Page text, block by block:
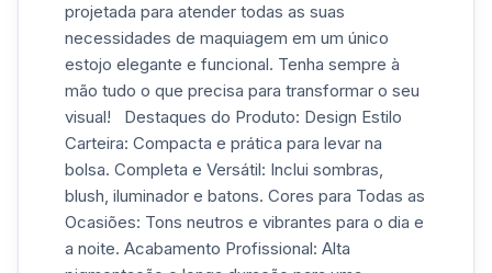
projetada para atender todas as suas
necessidades de maquiagem em um único
estojo elegante e funcional. Tenha sempre à
mão tudo o que precisa para transformar o seu
visual! Destaques do Produto: Design Estilo
Carteira: Compacta e prática para levar na
bolsa. Completa e Versátil: Inclui sombras,
blush, iluminador e batons. Cores para Todas as
Ocasiões: Tons neutros e vibrantes para o dia e
a noite. Acabamento Profissional: Alta